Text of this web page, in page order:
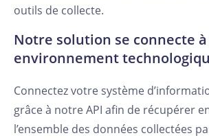
outils de collecte.
Notre solution se connecte
environnement
Connectez votre système
grâce à notre API afin de récupérer
l’ensemble des données collectées